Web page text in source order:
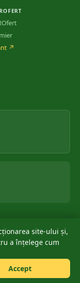
↗
rezervate.
✔ · Depusă: 04 iunie
Înregistrată
condițiiCookies
site-ului și,
a înțelege cum
Accept